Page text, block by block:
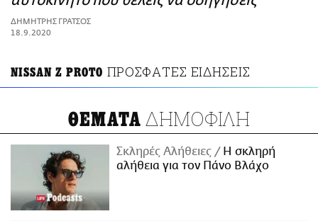
ΑΜΠΑ
PRINT
ΔΗΜΗΤΡΗΣ ΓΡΑΤΣΟΣ
18.9.2020
NISSAN Z PROTO ΠΡΟΣΦΑΤΕΣ ΕΙΔΗΣΕΙΣ
ΘΕΜΑΤΑ ΔΗΜΟΦΙΛΗ
Σκληρές Αλήθειες
H σκληρή
αλήθεια για τον Πάνο Βλάχο